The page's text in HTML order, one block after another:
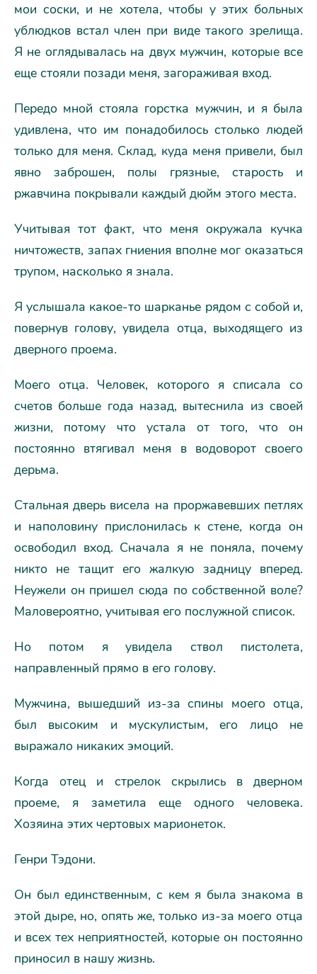
мои соски, и не хотела, чтобы у этих больных
ублюдков встал член при виде такого зрелища.
Я не оглядывалась на двух мужчин, которые все
еще стояли позади меня, загораживая вход.
Передо мной стояла горстка мужчин, и я была
удивлена, что им понадобилось столько людей
только для меня. Склад, куда меня привели, был
явно заброшен, полы грязные, старость и
ржавчина покрывали каждый дюйм этого места.
Учитывая тот факт, что меня окружала кучка
ничтожеств, запах гниения вполне мог оказаться
трупом, насколько я знала.
Я услышала какое-то шарканье рядом с собой и,
повернув голову, увидела отца, выходящего из
дверного проема.
Моего отца. Человек, которого я списала со
счетов больше года назад, вытеснила из своей
жизни, потому что устала от того, что он
постоянно втягивал меня в водоворот своего
дерьма.
Стальная дверь висела на проржавевших петлях
и наполовину прислонилась к стене, когда он
освободил вход. Сначала я не поняла, почему
никто не тащит его жалкую задницу вперед.
Неужели он пришел сюда по собственной воле?
Маловероятно, учитывая его послужной список.
Но потом я увидела ствол пистолета,
направленный прямо в его голову.
Мужчина, вышедший из-за спины моего отца,
был высоким и мускулистым, его лицо не
выражало никаких эмоций.
Когда отец и стрелок скрылись в дверном
проеме, я заметила еще одного человека.
Хозяина этих чертовых марионеток.
Генри Тэдони.
Он был единственным, с кем я была знакома в
этой дыре, но, опять же, только из-за моего отца
и всех тех неприятностей, которые он постоянно
приносил в нашу жизнь.